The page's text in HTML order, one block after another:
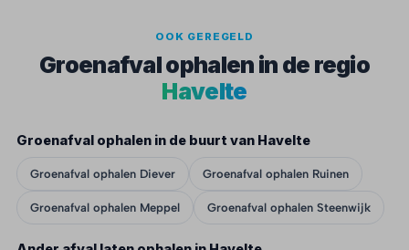
OOK GEREGELD
Groenafval ophalen in de regio
Havelte
Groenafval ophalen in de buurt van Havelte
Groenafval ophalen Diever Groenafval ophalen Ruinen
Groenafval ophalen Meppel Groenafval ophalen Steenwijk